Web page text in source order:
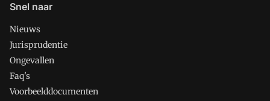
Snel naar
Nieuws
Jurisprudentie
Ongevallen
Faq's
Voorbeelddocumenten